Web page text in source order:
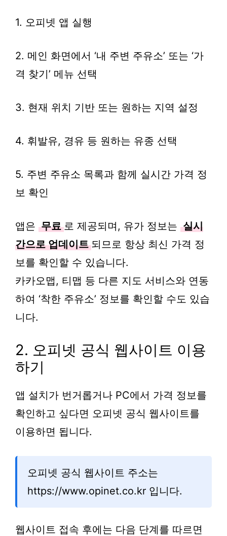
1. 오피넷 앱 실행
2. 메인 화면에서 ‘내 주변 주유소’ 또는 ‘가
격 찾기’ 메뉴 선택
3. 현재 위치 기반 또는 원하는 지역 설정
4. 휘발유, 경유 등 원하는 유종 선택
5. 주변 주유소 목록과 함께 실시간 가격 정
보 확인
앱은 무료 로 제공되며, 유가 정보는 실시
간으로 업데이트 되므로 항상 최신 가격 정
보를 확인할 수 있습니다.
카카오맵, 티맵 등 다른 지도 서비스와 연동
하여 ‘착한 주유소’ 정보를 확인할 수도 있습
니다.
2. 오피넷 공식 웹사이트 이용
하기
앱 설치가 번거롭거나 PC에서 가격 정보를
확인하고 싶다면 오피넷 공식 웹사이트를
이용하면 됩니다.
오피넷 공식 웹사이트 주소는
https://www.opinet.co.kr 입니다.
웹사이트 접속 후에는 다음 단계를 따르면